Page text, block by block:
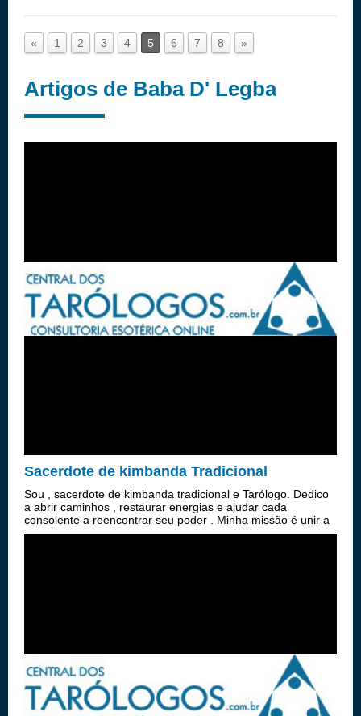
« 1 2 3 4 5 6 7 8 »
Artigos de Baba D' Legba
Sacerdote de kimbanda Tradicional
Sou , sacerdote de kimbanda tradicional e Tarólogo. Dedico
a abrir caminhos , restaurar energias e ajudar cada
consolente a reencontrar seu poder . Minha missão é unir a
sabedoria dos antigos com a força dos exus pombo giras,